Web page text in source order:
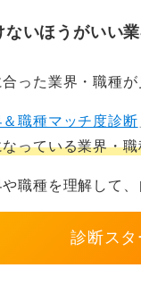
ル設計やリスク
として終わらせ
成の鍵になります
ないほうがいい
った業界・職種
＆職種マッチ度診断
っている業界・
職種を理解して
診断スタ